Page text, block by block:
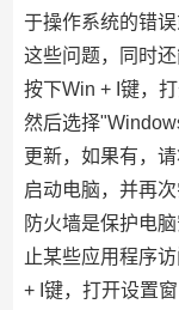
于操作系统的错
这些问题，同时
按下Win + I键，
然后选择
更新，如果有，
启动电脑，并再
防火墙是保护电
止某些应用程序
+ I键，打开设置